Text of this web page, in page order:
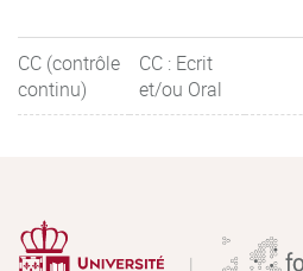
CC (contrôle
continu)
CC : Ecrit
et/ou Oral